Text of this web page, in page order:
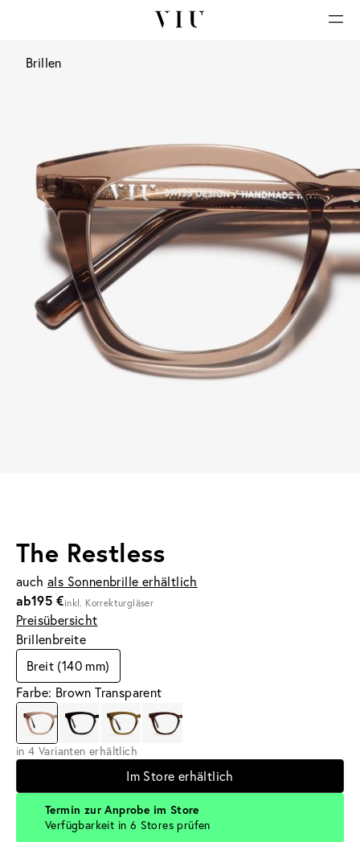
Brillen
The Restless
auch als Sonnenbrille erhältlich
ab195 €inkl. Korrekturgläser
Preisübersicht
Brillenbreite
Breit (140 mm)
Farbe: Brown Transparent
in 4 Varianten erhältlich
Im Store erhältlich
Termin zur Anprobe im Store
Verfügbarkeit in 6 Stores prüfen